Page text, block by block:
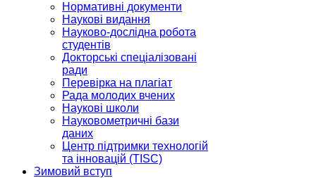
Нормативні документи
Наукові видання
Науково-дослідна робота
студентів
Докторські спеціалізовані
ради
Перевірка на плагіат
Рада молодих вчених
Наукові школи
Науковометричні бази
даних
Центр підтримки технологій
та інновацій (TISC)
Зимовий вступ